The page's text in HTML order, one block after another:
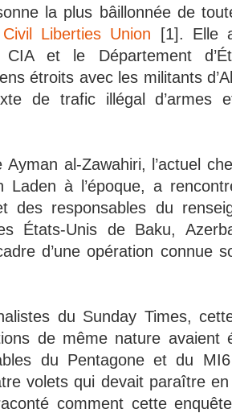
la plus bâillonnée de
Liberties Union [1]. Elle
CIA et le Département
étroits avec les militants
de trafic illégal d’armes
al-Zawahiri, l’actuel
Laden à l’époque, a
des responsables du
États-Unis de Baku,
d’une opération connue
du Sunday Times,
de même nature avaient
du Pentagone et du
volets qui devait paraître
comment cette